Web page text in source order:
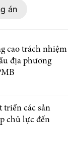
án
cao trách nhiệm
địa phương
triển các sản
chủ lực đến